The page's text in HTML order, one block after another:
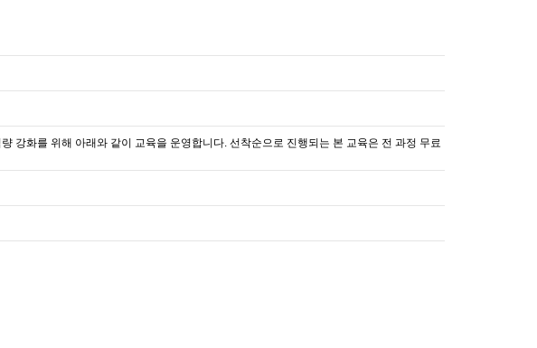
강화를 위해 아래와 같이 교육을 운영합니다. 선착순으로 진행되는 본 교육은 전 과정 무료